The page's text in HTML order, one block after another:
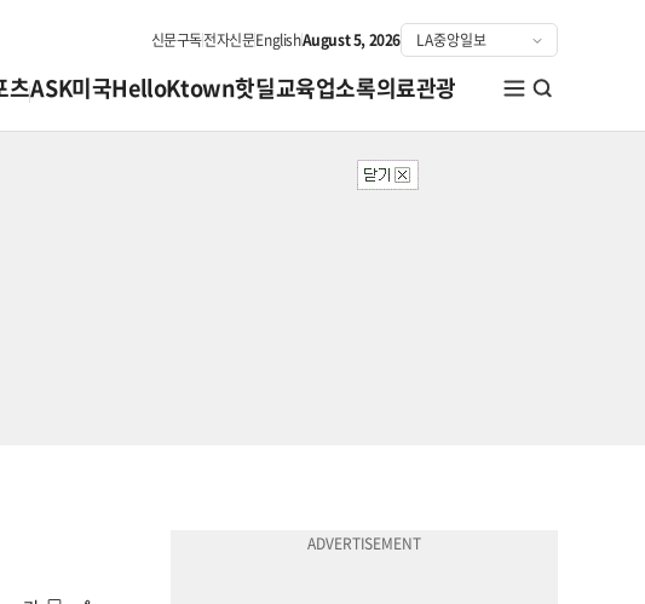
신문구독전자신문EnglishAugust 5, 2026
츠ASK미국HelloKtown핫딜교육업소록의료관광